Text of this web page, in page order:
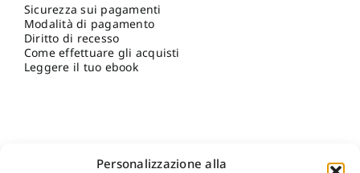
Personalizzazione alla
Sicurezza sui pagamenti
Modalità di pagamento
Diritto di recesso
Come effettuare gli acquisti
Leggere il tuo ebook